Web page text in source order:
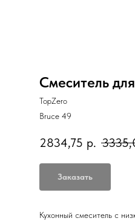
Смеситель
TopZero
Bruce 49
2834,75 р.
Заказать
Кухонный смеситель с